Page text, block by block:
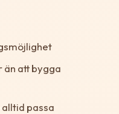
att bygga
passa